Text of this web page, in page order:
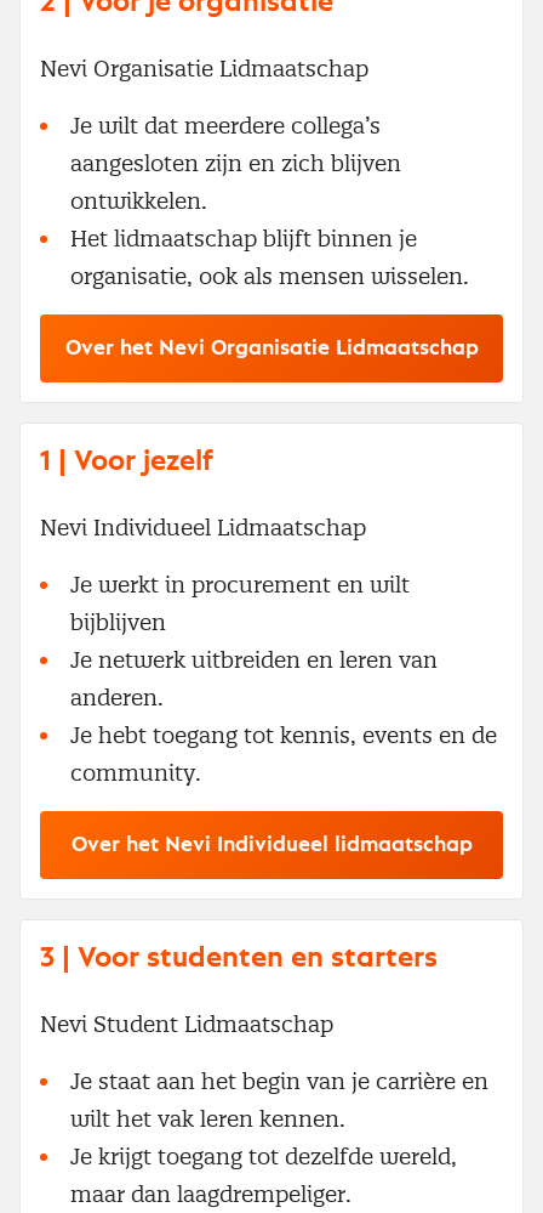
Nevi Organisatie Lidmaatschap
Je wilt dat meerdere collega’s
aangesloten zijn en zich blijven
ontwikkelen.
Het lidmaatschap blijft binnen je
organisatie, ook als mensen wisselen.
Over het Nevi Organisatie Lidmaatschap
1 | Voor jezelf
Nevi Individueel Lidmaatschap
Je werkt in procurement en wilt
bijblijven
Je netwerk uitbreiden en leren van
anderen.
Je hebt toegang tot kennis, events en de
community.
Over het Nevi Individueel lidmaatschap
3 | Voor studenten en starters
Nevi Student Lidmaatschap
Je staat aan het begin van je carrière en
wilt het vak leren kennen.
Je krijgt toegang tot dezelfde wereld,
maar dan laagdrempeliger.